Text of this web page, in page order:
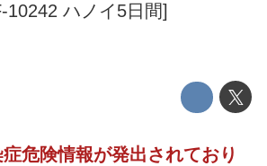
10242 ハノイ5日間]
危険情報が発出されており